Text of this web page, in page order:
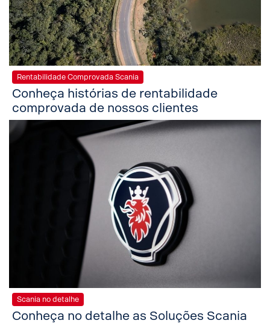
Rentabilidade Comprovada Scania
Conheça histórias de rentabilidade
comprovada de nossos clientes
Scania no detalhe
Conheça no detalhe as Soluções Scania